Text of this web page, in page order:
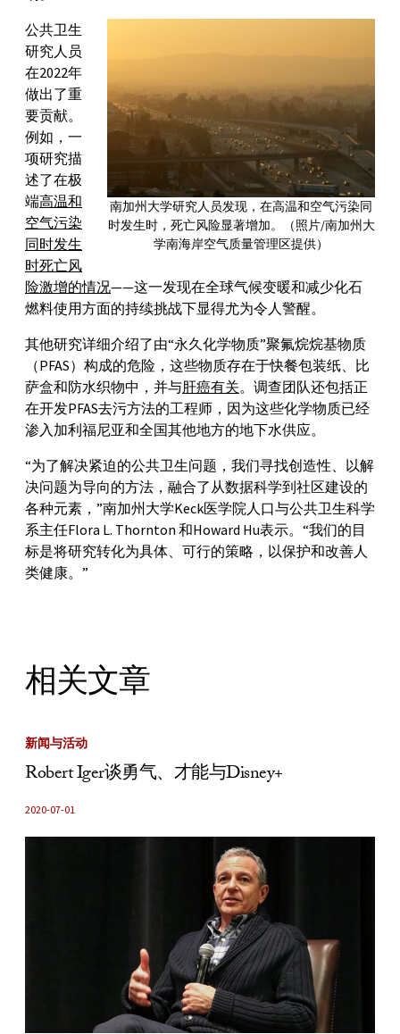
南加州大学研究人员发现，在高温和空气污染同
时发生时，死亡风险显著增加。（照片/南加州大
学南海岸空气质量管理区提供）
公共卫生
研究人员
在2022年
做出了重
要贡献。
例如，一
项研究描
述了在极
端高温和
空气污染
同时发生
时死亡风
险激增的情况——这一发现在全球气候变暖和减少化石
燃料使用方面的持续挑战下显得尤为令人警醒。
其他研究详细介绍了由“永久化学物质”聚氟烷烷基物质
（PFAS）构成的危险，这些物质存在于快餐包装纸、比
萨盒和防水织物中，并与肝癌有关。调查团队还包括正
在开发PFAS去污方法的工程师，因为这些化学物质已经
渗入加利福尼亚和全国其他地方的地下水供应。
“为了解决紧迫的公共卫生问题，我们寻找创造性、以解
决问题为导向的方法，融合了从数据科学到社区建设的
各种元素，”南加州大学Keck医学院人口与公共卫生科学
系主任Flora L. Thornton 和Howard Hu表示。“我们的目
标是将研究转化为具体、可行的策略，以保护和改善人
类健康。”
相关文章
新闻与活动
Robert Iger谈勇气、才能与Disney+
2020-07-01